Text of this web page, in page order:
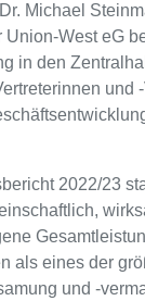
Michael
Union-West eG
in den
und
2022/23
als eines der
und -